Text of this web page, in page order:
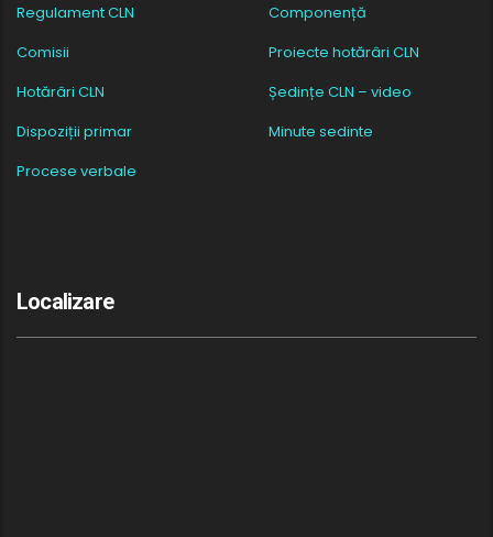
Regulament CLN
Componență
Comisii
Proiecte hotărâri CLN
Hotărâri CLN
Ședințe CLN – video
Dispoziții primar
Minute sedinte
Procese verbale
Localizare